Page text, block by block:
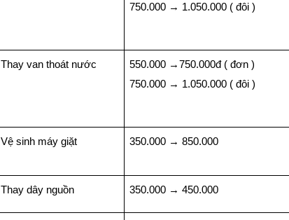
750.000 → 1.050.000 ( đôi )
Thay van thoát nước 550.000 →750.000đ ( đơn )
750.000 → 1.050.000 ( đôi )
Vệ sinh máy giặt 350.000 → 850.000
Thay dây nguồn 350.000 → 450.000